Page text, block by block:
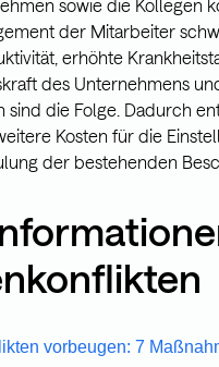
sowie die Kollegen
der Mitarbeiter
erhöhte
des Unternehmens
sind die Folge. Dadurch
Kosten für die
der bestehenden
vorbeugen: 7